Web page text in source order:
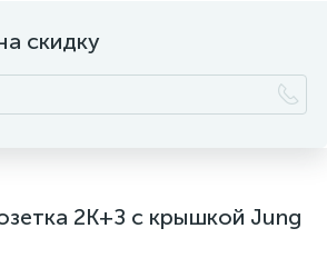
скидку
2K+З с крышкой Jung